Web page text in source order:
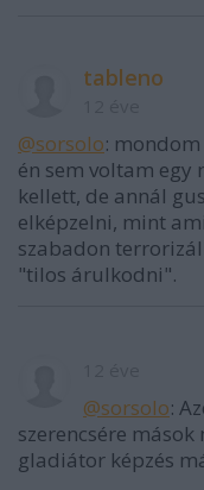
tableno
@sorsolo:
én sem voltam egy
kellett, de annál
elképzelni, mint
szabadon
"tilos árulkodni".
@sorsolo:
szerencsére
gladiátor képzés